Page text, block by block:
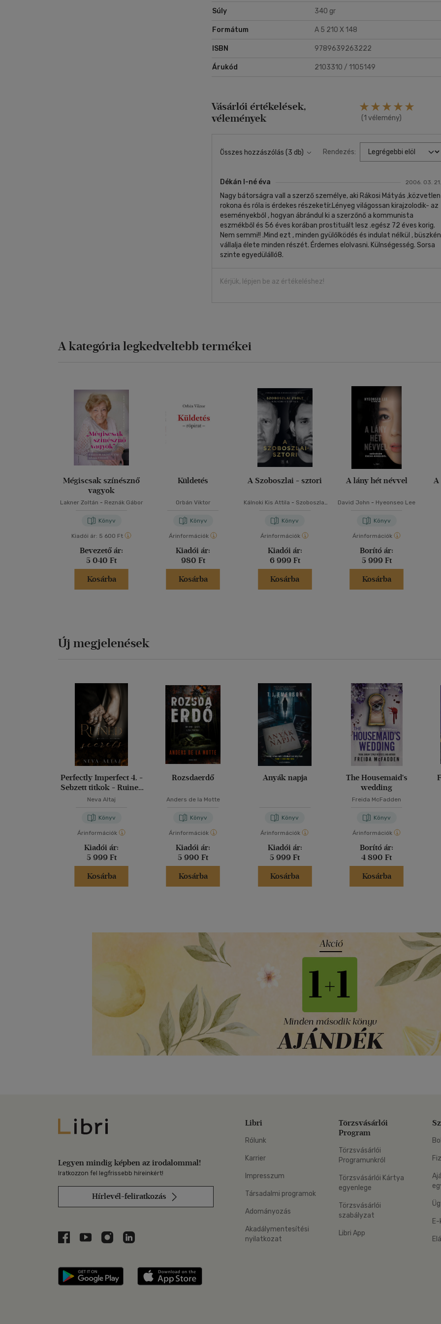
Súly 340 gr
Formátum A 5 210 X 148
ISBN 9789639263222
Árukód 2103310 / 1105149
Vásárlói értékelések,
vélemények
(1 vélemény)
Összes hozzászólás (3 db) Rendezés:
Dékán I-né éva 2006. 03. 21.
Nagy bátorságra vall a szerző személye, aki Rákosi Mátyás ,közvetlen
rokona és róla is érdekes részeketír.Lényeg világossan kirajzolodik- az
eseményekből , hogyan ábrándul ki a szerzőnő a kommunista
eszmékből és 56 éves korában prostituált lesz .egész 72 éves korig.
Nem semmi!! .Mind ezt , minden gyülőlködés és indulat nélkül , büszkén
vállalja élete minden részét. Érdemes elolvasni. Külnségesség. Sorsa
szinte egyedülálló8.
Kérjük, lépjen be az értékeléshez!
A kategória legkedveltebb termékei
Mégiscsak színésznő
vagyok
Lakner Zoltán - Reznák Gábor
Könyv
Kiadói ár: 5 600 Ft
Bevezető ár:
5 040 Ft
Kosárba
Küldetés
Orbán Viktor
Könyv
Árinformációk
Kiadói ár:
980 Ft
Kosárba
A Szoboszlai - sztori
Kálnoki Kis Attila - Szoboszlai
Könyv
Árinformációk
Kiadói ár:
6 999 Ft
Kosárba
A lány hét névvel
David John - Hyeonseo Lee
Könyv
Árinformációk
Borító ár:
5 999 Ft
Kosárba
A
Új megjelenések
Perfectly Imperfect 4. -
Sebzett titkok - Ruined
secrets
Neva Altaj
Könyv
Árinformációk
Kiadói ár:
5 999 Ft
Kosárba
Rozsdaerdő
Anders de la Motte
Könyv
Árinformációk
Kiadói ár:
5 990 Ft
Kosárba
Anyák napja
Könyv
Árinformációk
Kiadói ár:
5 999 Ft
Kosárba
The Housemaid's
wedding
Freida McFadden
Könyv
Árinformációk
Borító ár:
4 890 Ft
Kosárba
Libri
Legyen mindig képben az irodalommal!
Iratkozzon fel legfrissebb híreinkért!
Hírlevél-feliratkozás
Libri a Facebookon
Libri a Youtube-on
Libri az Instagramon
Libri a LinkedInen
Libri applikáció Szerezd meg: Google Play
Libri
Rólunk
Karrier
Impresszum
Társadalmi programok
Adományozás
Akadálymentesítési
nyilatkozat
Törzsvásárlói
Program
Törzsvásárlói
Programunkról
Törzsvásárlói Kártya
egyenlege
Törzsvásárlói
szabályzat
Libri App